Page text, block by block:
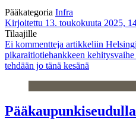
Pääkategoria Infra
Kirjoitettu 13. toukokuuta 2025,
Tilaajille
Ei kommentteja artikkeliin
pikaraitiotiehankkeen
tehdään jo tänä kesänä